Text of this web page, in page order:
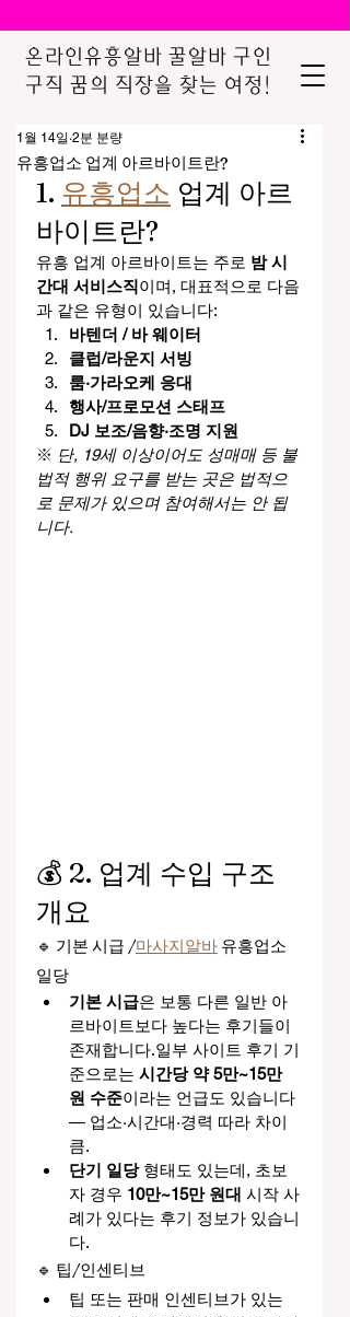
온라인유흥알바 꿀알바 구인
구직 꿈의 직장을 찾는 여정!
유흥업소 업계 아르바이트란?
1월 14일 2분 분량
1. 유흥업소 업계 아르
바이트란?
유흥 업계 아르바이트는 주로 밤 시
간대 서비스직이며, 대표적으로 다음
과 같은 유형이 있습니다:
바텐더 / 바 웨이터
클럽/라운지 서빙
룸·가라오케 응대
행사/프로모션 스태프
DJ 보조/음향·조명 지원
※ 단, 19세 이상이어도 성매매 등 불
법적 행위 요구를 받는 곳은 법적으
로 문제가 있으며 참여해서는 안 됩
니다.
💰 2. 업계 수입 구조
개요
🔹 기본 시급 /마사지알바 유흥업소
일당
기본 시급은 보통 다른 일반 아
르바이트보다 높다는 후기들이
존재합니다.일부 사이트 후기 기
준으로는 시간당 약 5만~15만
원 수준이라는 언급도 있습니다
— 업소·시간대·경력 따라 차이
큼.
단기 일당 형태도 있는데, 초보
자 경우 10만~15만 원대 시작 사
례가 있다는 후기 정보가 있습니
다.
🔹 팁/인센티브
팁 또는 판매 인센티브가 있는